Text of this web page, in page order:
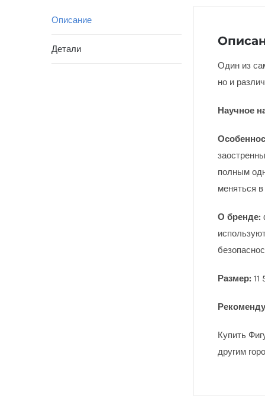
Описание
Детали
Один из
но и
Научное
полным
меняться
О бренде:
Размер: 11
Купить
другим